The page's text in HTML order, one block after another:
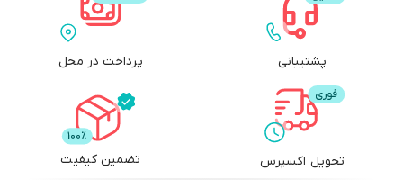
پشتیبانی پرداخت در محل
تحویل اکسپرس تضمین کیفیت